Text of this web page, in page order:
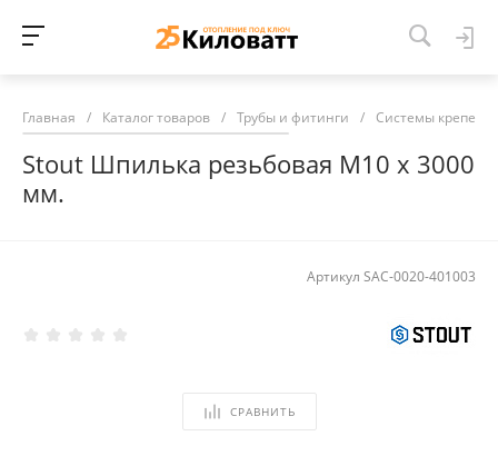
Главная / Каталог товаров / Трубы и фитинги / Системы крепежа
Stout Шпилька резьбовая M10 х 3000
мм.
Артикул SAC-0020-401003
СРАВНИТЬ